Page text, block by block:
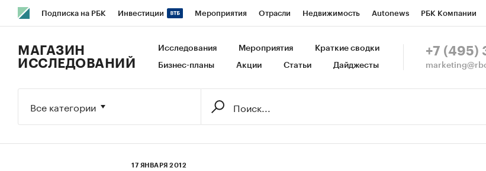
Подписка на РБК Инвестиции Мероприятия Отрасли Недвижимость Autonews РБК Компании
Исследования Кредитные рейтинги Франшизы Газета Спецпроекты СПб Конференции СПб
МАГАЗИН
ИССЛЕДОВАНИЙ
Исследования Мероприятия Краткие сводки
Бизнес-планы Акции Статьи Дайджесты
+7 (495)
Все категории
17 ЯНВАРЯ 2012